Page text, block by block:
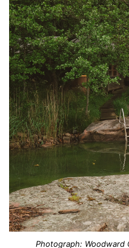
Photograph: Woodward